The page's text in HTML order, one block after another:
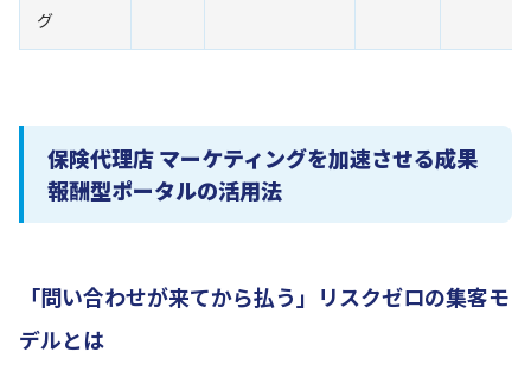
グ
保険代理店 マーケティングを加速させる成果
報酬型ポータルの活用法
「問い合わせが来てから払う」リスクゼロの集客モ
デルとは